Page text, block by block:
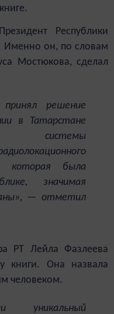
Республики
Именно он, по словам
Мостюкова, сделал
принял решение
в Татарстане
системы
которая была
значимая
— отметил
РТ Лейла Фазлеева
книги. Она назвала
человеком.